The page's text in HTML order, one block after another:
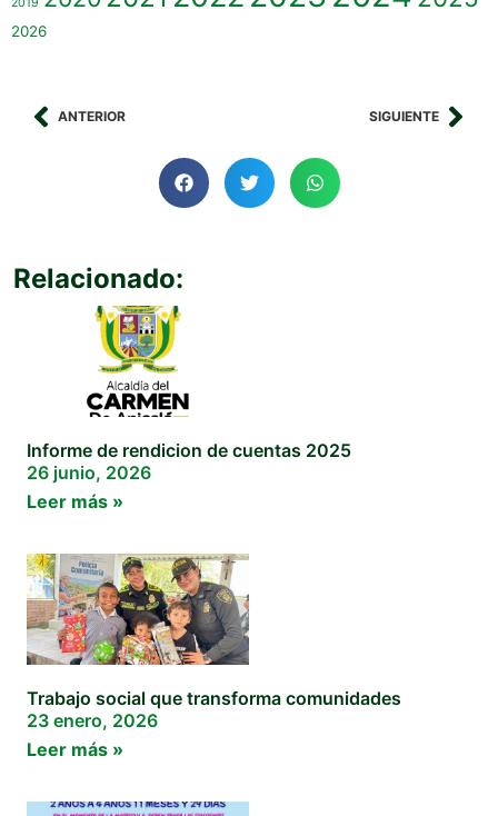
2019
2026
ANTERIOR SIGUIENTE
Relacionado:
Informe de rendicion de cuentas 2025
26 junio, 2026
Leer más »
Trabajo social que transforma comunidades
23 enero, 2026
Leer más »